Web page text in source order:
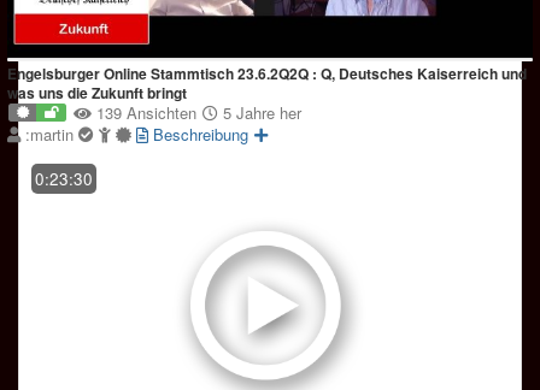
Engelsburger Online Stammtisch 23.6.2Q2Q : Q, Deutsches Kaiserreich und
was uns die Zukunft bringt
139 Ansichten
5 Jahre her
:martin
Beschreibung
0:23:30